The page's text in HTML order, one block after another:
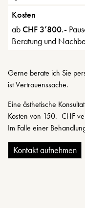
Kosten
abCHF 3’800.-
Beratung und
Gerne berate ich Sie
ist Vertrauenssache.
Eine ästhetische
Kosten von 150.- CHF
Im Falle einer
Kontakt aufnehmen